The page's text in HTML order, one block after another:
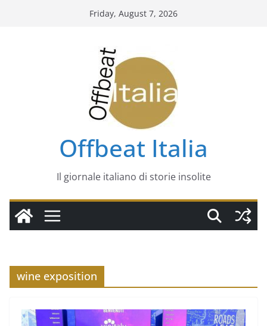
Friday, August 7, 2026
Offbeat Italia
Il giornale italiano di storie insolite
wine exposition